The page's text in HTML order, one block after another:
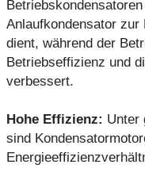
Anlaufkondensator zur
dient, während der
Betriebseffizienz und
verbessert.
Hohe Effizienz: Unter
sind